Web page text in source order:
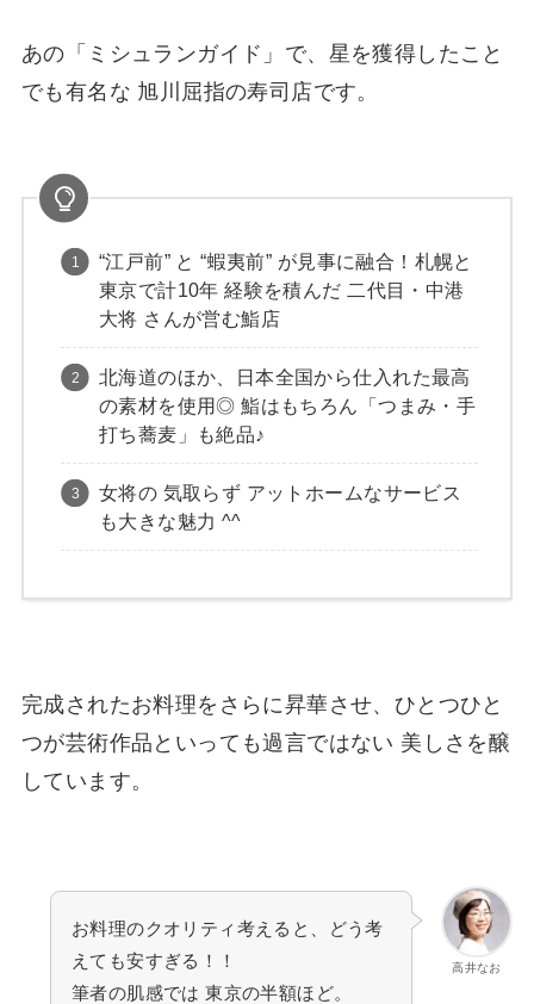
あの「ミシュランガイド」で、星を獲得したこと
でも有名な 旭川屈指の寿司店です。
“江戸前” と “蝦夷前” が見事に融合！札幌と
東京で計10年 経験を積んだ 二代目・中港
大将 さんが営む鮨店
北海道のほか、日本全国から仕入れた最高
の素材を使用◎ 鮨はもちろん「つまみ・手
打ち蕎麦」も絶品♪
女将の 気取らず アットホームなサービス
も大きな魅力 ^^
完成されたお料理をさらに昇華させ、ひとつひと
つが芸術作品といっても過言ではない 美しさを醸
しています。
高井なお
お料理のクオリティ考えると、どう考
えても安すぎる！！
筆者の肌感では 東京の半額ほど。